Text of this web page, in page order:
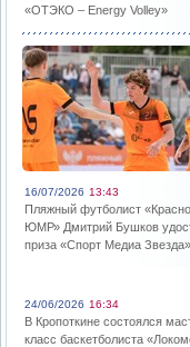
«ОТЭКО – Energy Volley»
16/07/2026 13:43
Пляжный футболист
ЮМР» Дмитрий Бушков
приза «Спорт Медиа Звезда»
24/06/2026 16:34
В Кропоткине состоялся
класс баскетболиста